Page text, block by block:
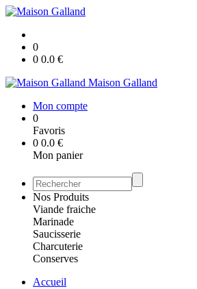
0
0 0.0 €
Maison Galland
Mon compte
0
Favoris
0 0.0 €
Mon panier
Nos Produits
Viande fraiche
Marinade
Saucisserie
Charcuterie
Conserves
Accueil